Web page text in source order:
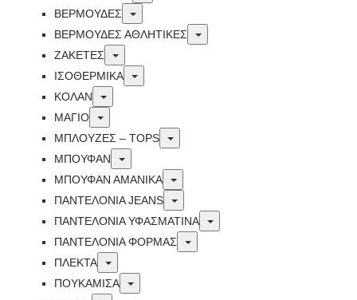
ΒΕΡΜΟΥΔΕΣ
Toggle
ΒΕΡΜΟΥΔΕΣ ΑΘΛΗΤΙΚΕΣ
Toggle
ΖΑΚΕΤΕΣ
Toggle
ΙΣΟΘΕΡΜΙΚΆ
Toggle
ΚΟΛΑΝ
Toggle
ΜΑΓΙΟ
Toggle
ΜΠΛΟΥΖΕΣ – TOPS
Toggle
ΜΠΟΥΦΑΝ
Toggle
ΜΠΟΥΦΆΝ ΑΜΆΝΙΚΑ
Toggle
ΠΑΝΤΕΛΟΝΙΑ JEANS
Toggle
ΠΑΝΤΕΛΟΝΙΑ ΥΦΑΣΜΑΤΙΝΑ
Toggle
ΠΑΝΤΕΛΟΝΙΑ ΦΟΡΜΑΣ
Toggle
ΠΛΕΚΤΑ
Toggle
ΠΟΥΚΑΜΙΣΑ
Toggle